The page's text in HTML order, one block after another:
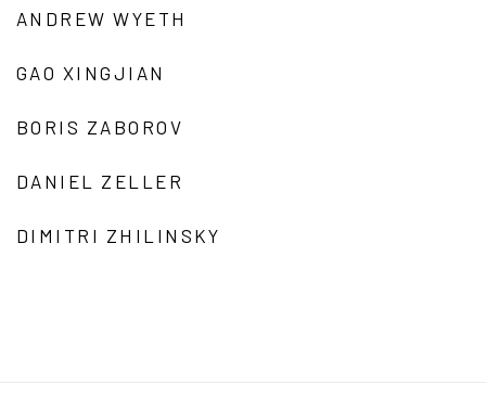
ANDREW WYETH
GAO XINGJIAN
BORIS ZABOROV
DANIEL ZELLER
DIMITRI ZHILINSKY